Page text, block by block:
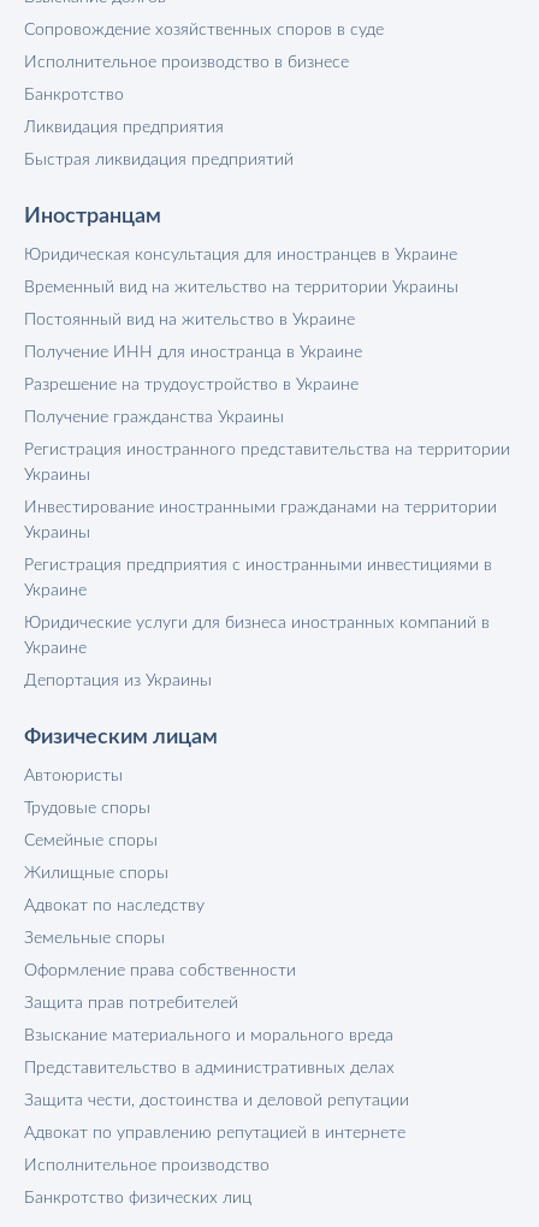
Сопровождение хозяйственных споров в суде
Исполнительное производство в бизнесе
Банкротство
Ликвидация предприятия
Быстрая ликвидация предприятий
Иностранцам
Юридическая консультация для иностранцев в Украине
Временный вид на жительство на территории Украины
Постоянный вид на жительство в Украине
Получение ИНН для иностранца в Украине
Разрешение на трудоустройство в Украине
Получение гражданства Украины
Регистрация иностранного представительства на территории
Украины
Инвестирование иностранными гражданами на территории
Украины
Регистрация предприятия с иностранными инвестициями в
Украине
Юридические услуги для бизнеса иностранных компаний в
Украине
Депортация из Украины
Физическим лицам
Автоюристы
Трудовые споры
Семейные споры
Жилищные споры
Адвокат по наследству
Земельные споры
Оформление права собственности
Защита прав потребителей
Взыскание материального и морального вреда
Представительство в административных делах
Защита чести, достоинства и деловой репутации
Адвокат по управлению репутацией в интернете
Исполнительное производство
Банкротство физических лиц